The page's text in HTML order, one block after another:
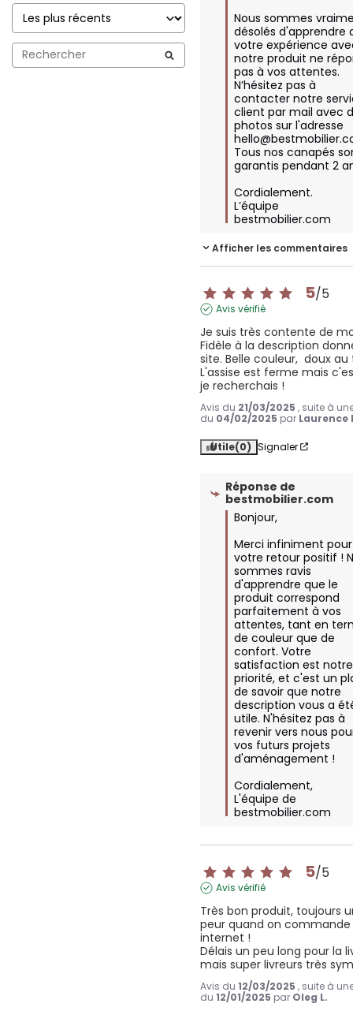
Nous sommes
désolés d'apprendre
votre expérience
notre produit ne
pas à vos attentes.
N’hésitez pas à
contacter notre
client par mail avec
photos sur l'adresse
Tous nos canapés
garantis pendant 2
Cordialement.
L’équipe
bestmobilier.com
Afficher les commentaires
5/5
Avis vérifié
Je suis très contente de
Fidèle à la description
site. Belle couleur,  doux
L'assise est ferme mais
je recherchais !
Avis du 21/03/2025 , suite à
du 04/02/2025 par Laurence
Utile(0) Signaler
Réponse de
bestmobilier.com
Bonjour,
Merci infiniment pour
votre retour positif !
sommes ravis
d'apprendre que le
produit correspond
parfaitement à vos
attentes, tant en
de couleur que de
confort. Votre
satisfaction est notre
priorité, et c'est un
de savoir que notre
description vous a
utile. N'hésitez pas à
revenir vers nous
vos futurs projets
d'aménagement !
Cordialement,
L'équipe de
bestmobilier.com
5/5
Avis vérifié
Très bon produit, toujours
peur quand on commande
internet !
Délais un peu long pour la
mais super livreurs très
Avis du12/03/2025 , suite à
du12/01/2025 par Oleg L.